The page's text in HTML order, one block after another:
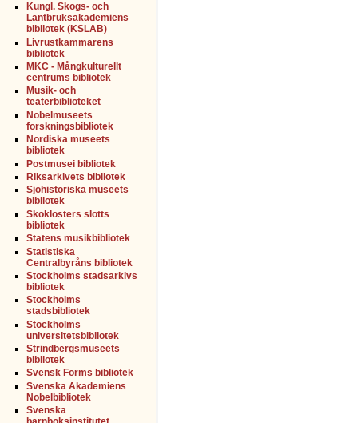
Kungl. Skogs- och
Lantbruksakademiens
bibliotek (KSLAB)
Livrustkammarens
bibliotek
MKC - Mångkulturellt
centrums bibliotek
Musik- och
teaterbiblioteket
Nobelmuseets
forskningsbibliotek
Nordiska museets
bibliotek
Postmusei bibliotek
Riksarkivets bibliotek
Sjöhistoriska museets
bibliotek
Skoklosters slotts
bibliotek
Statens musikbibliotek
Statistiska
Centralbyråns bibliotek
Stockholms stadsarkivs
bibliotek
Stockholms
stadsbibliotek
Stockholms
universitetsbibliotek
Strindbergsmuseets
bibliotek
Svensk Forms bibliotek
Svenska Akademiens
Nobelbibliotek
Svenska